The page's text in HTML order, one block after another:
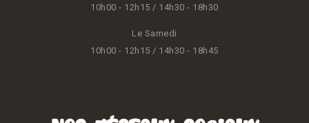
10h00 - 12h15 / 14h30 - 18h30
Le Samedi
10h00 - 12h15 / 14h30 - 18h45